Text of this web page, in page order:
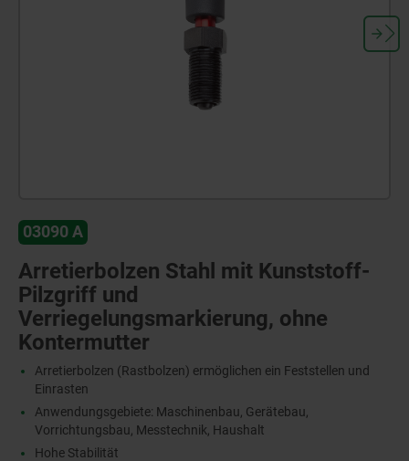
03090 A
Arretierbolzen Stahl mit Kunststoff-
Pilzgriff und
Verriegelungsmarkierung, ohne
Kontermutter
Arretierbolzen (Rastbolzen) ermöglichen ein Feststellen und
Einrasten
Anwendungsgebiete: Maschinenbau, Gerätebau,
Vorrichtungsbau, Messtechnik, Haushalt
Hohe Stabilität